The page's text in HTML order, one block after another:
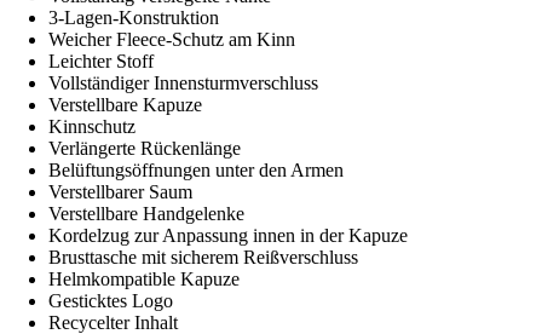
3-Lagen-Konstruktion
Weicher Fleece-Schutz am Kinn
Leichter Stoff
Vollständiger Innensturmverschluss
Verstellbare Kapuze
Kinnschutz
Verlängerte Rückenlänge
Belüftungsöffnungen unter den Armen
Verstellbarer Saum
Verstellbare Handgelenke
Kordelzug zur Anpassung innen in der Kapuze
Brusttasche mit sicherem Reißverschluss
Helmkompatible Kapuze
Gesticktes Logo
Recycelter Inhalt